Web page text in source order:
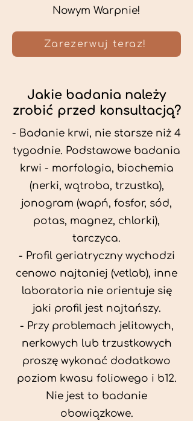
Nowym Warpnie!
Zarezerwuj teraz!
Jakie badania należy
zrobić przed konsultacją?
- Badanie krwi, nie starsze niż 4
tygodnie. Podstawowe badania
krwi - morfologia, biochemia
(nerki, wątroba, trzustka),
jonogram (wapń, fosfor, sód,
potas, magnez, chlorki),
tarczyca.
- Profil geriatryczny wychodzi
cenowo najtaniej (vetlab), inne
laboratoria nie orientuje się
jaki profil jest najtańszy.
- Przy problemach jelitowych,
nerkowych lub trzustkowych
proszę wykonać dodatkowo
poziom kwasu foliowego i b12.
Nie jest to badanie
obowiązkowe.